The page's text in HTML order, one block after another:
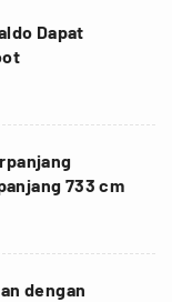
Dapat
733 cm
dengan